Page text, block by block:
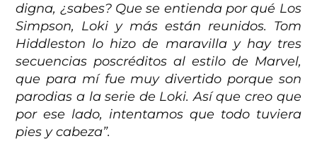
digna, ¿sabes? Que se entienda por qué Los
Simpson, Loki y más están reunidos. Tom
Hiddleston lo hizo de maravilla y hay tres
secuencias poscréditos al estilo de Marvel,
que para mí fue muy divertido porque son
parodias a la serie de Loki. Así que creo que
por ese lado, intentamos que todo tuviera
pies y cabeza”.